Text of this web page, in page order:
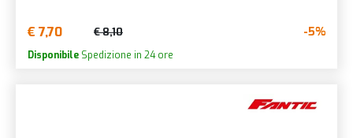
€ 7,70 € 8,10 -5%
Disponibile Spedizione in 24 ore